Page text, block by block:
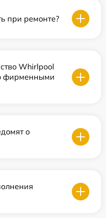
при ремонте?
Whirlpool
фирменными
о